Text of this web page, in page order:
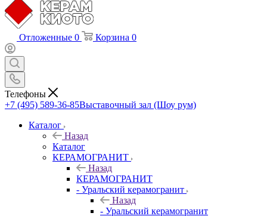
Отложенные 0 Корзина 0
Телефоны
+7 (495) 589-36-85Выставочный зал (Шоу рум)
Каталог
Назад
Каталог
КЕРАМОГРАНИТ
Назад
КЕРАМОГРАНИТ
- Уральский керамогранит
Назад
- Уральский керамогранит